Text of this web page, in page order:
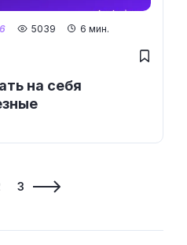
на себя
5039 6 мин.
3